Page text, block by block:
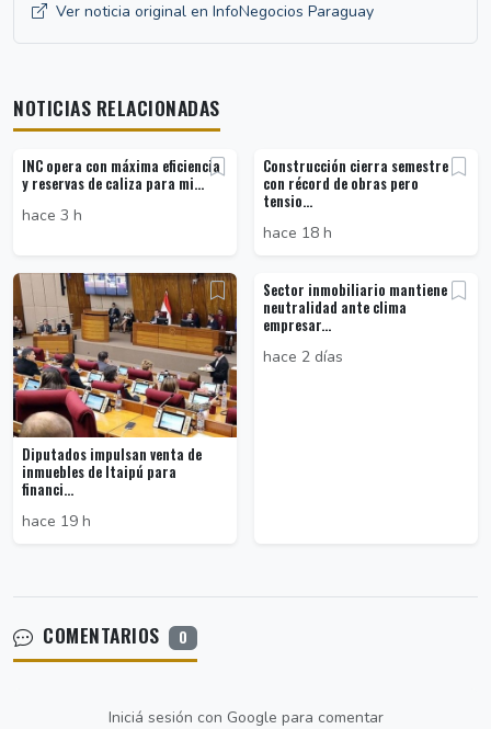
Ver noticia original en InfoNegocios Paraguay
NOTICIAS RELACIONADAS
INC opera con máxima eficiencia
y reservas de caliza para mi...
hace 3 h
Construcción cierra semestre
con récord de obras pero
tensio...
hace 18 h
Diputados impulsan venta de
inmuebles de Itaipú para
financi...
hace 19 h
Sector inmobiliario mantiene
neutralidad ante clima
empresar...
hace 2 días
COMENTARIOS 0
Iniciá sesión con Google para comentar